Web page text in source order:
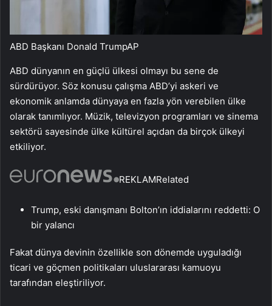
ABD Başkanı Donald TrumpAP
ABD dünyanın en güçlü ülkesi olmayı bu sene de
sürdürüyor. Söz konusu çalışma ABD’yi askeri ve
ekonomik anlamda dünyaya en fazla yön verebilen ülke
olarak tanımlıyor. Müzik, televizyon programları ve sinema
sektörü sayesinde ülke kültürel açıdan da birçok ülkeyi
etkiliyor.
REKLAMRelated
Trump, eski danışmanı Bolton’ın iddialarını reddetti: O
bir yalancı
Fakat dünya devinin özellikle son dönemde uyguladığı
ticari ve göçmen politikaları uluslararası kamuoyu
tarafından eleştiriliyor.